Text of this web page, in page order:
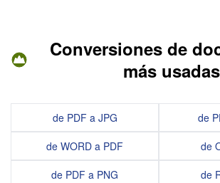
Conversiones de
más usadas
de PDF a JPG
de WORD a PDF
de PDF a PNG
de
de
de